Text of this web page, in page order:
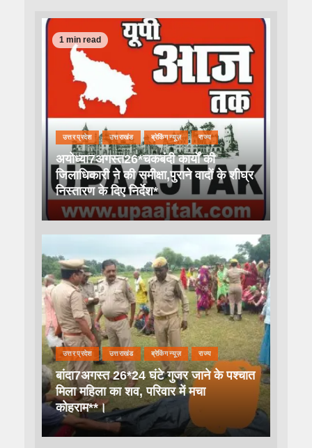
1 min read
उत्तर प्रदेश उत्तराखंड ब्रेकिंग न्यूज़ राज्य
अयोध्या7अगस्त26*चकबंदी कार्यों की
जिलाधिकारी ने की समीक्षा,पुराने वादों के शीघ्र
निस्तारण के दिए निर्देश*
उत्तर प्रदेश उत्तराखंड ब्रेकिंग न्यूज़ राज्य
बांदा7अगस्त 26*24 घंटे गुजर जाने के पश्चात
मिला महिला का शव, परिवार में मचा
कोहराम**।